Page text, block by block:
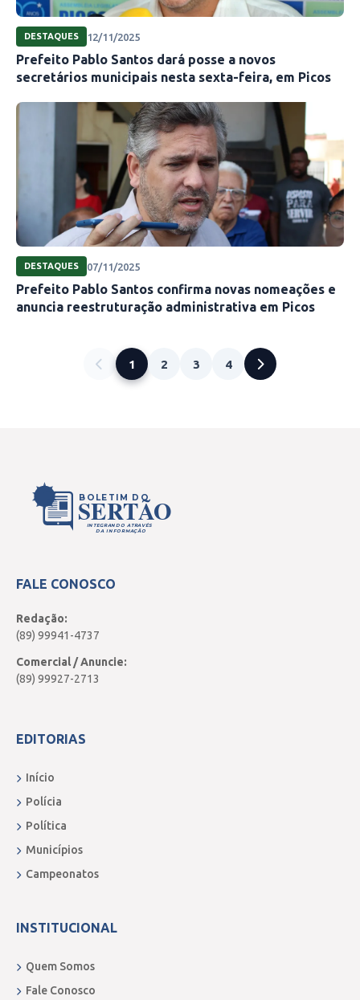
DESTAQUES 12/11/2025
Prefeito Pablo Santos dará posse a novos
secretários municipais nesta sexta-feira, em Picos
DESTAQUES 07/11/2025
Prefeito Pablo Santos confirma novas nomeações e
anuncia reestruturação administrativa em Picos
1 2 3 4
BOLETIM DO
SERTÃO
INTEGRANDO ATRAVÉS
DA INFORMAÇÃO
FALE CONOSCO
Redação:
(89) 99941-4737
Comercial / Anuncie:
(89) 99927-2713
EDITORIAS
Início
Polícia
Política
Municípios
Campeonatos
INSTITUCIONAL
Quem Somos
Fale Conosco